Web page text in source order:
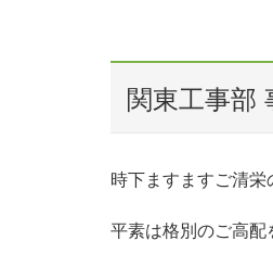
関東工事部
時下ますますご清栄
平素は格別のご高配